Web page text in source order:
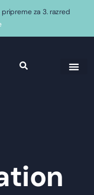
za 3. razred